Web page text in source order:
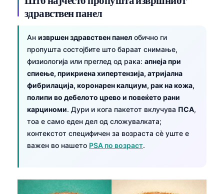
здравствен панел
Ан извршен здравствен панел обично ги
пропушта состојбите што бараат снимање,
физиологија или преглед од рака: апнеја при
спиење, прикриена хипертензија, атријална
фибрилација, коронарен калциум, рак на кожа,
полипи во дебелото црево и повеќето рани
карциноми. Дури и кога пакетот вклучува ПСА,
тоа е само еден дел од сложувалката;
контекстот специфичен за возраста сè уште е
важен во нашето PSA по возраст.